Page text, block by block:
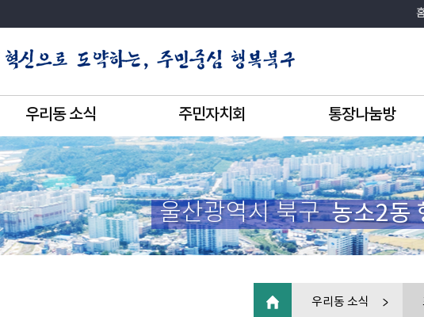
우리동 소식 주민자치회 통장나눔방
울산광역시 북구농소2동
우리동 소식